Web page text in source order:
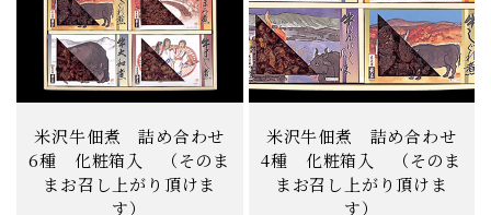
米沢牛佃煮 詰め合わせ
6種 化粧箱入 （そのま
まお召し上がり頂けま
す）
米沢牛佃煮 詰め合わせ
4種 化粧箱入 （そのま
まお召し上がり頂けま
す）